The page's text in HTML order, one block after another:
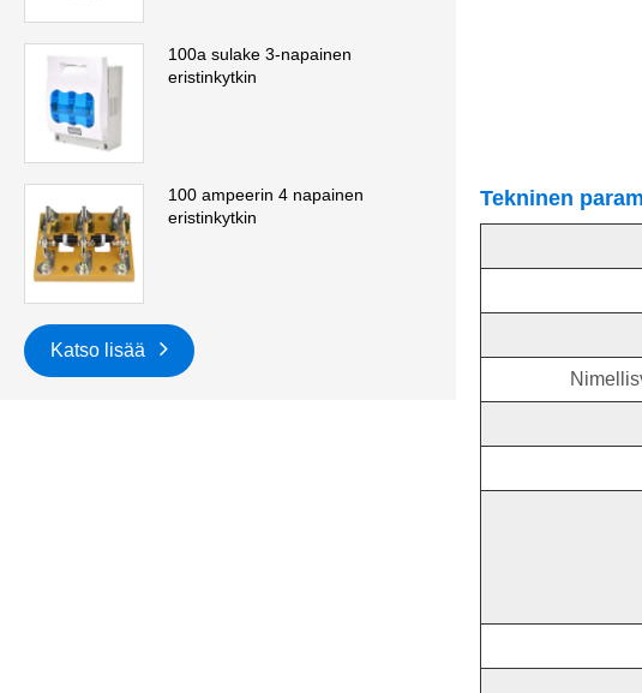
100a sulake 3-napainen
eristinkytkin
100 ampeerin 4 napainen
eristinkytkin
Katso lisää
Tekninen